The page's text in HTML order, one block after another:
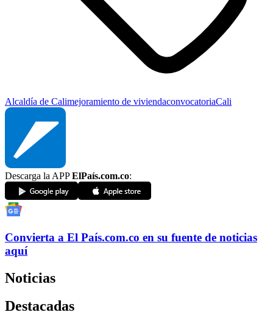
Alcaldía de Calimejoramiento de viviendaconvocatoriaCali
Descarga la APPElPaís.com.co:
Convierta a El País.com.co en su fuente de noticias
aquí
Noticias
Destacadas